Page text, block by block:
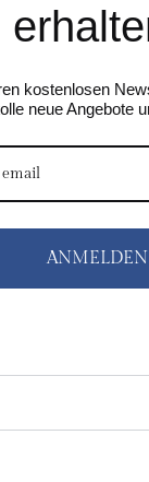
kostenlosen
neue Angebote
ANMELDEN